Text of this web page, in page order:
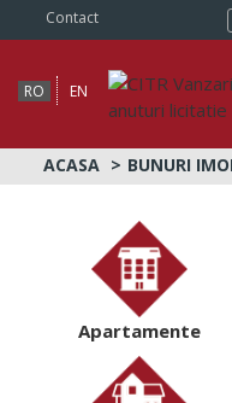
Contact
RO EN
ACASA BUNURI
Apartamente